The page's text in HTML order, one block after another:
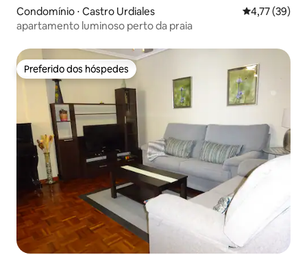
Condomínio ⋅ Castro Urdiales 4,77 de uma
4,77 (39)
apartamento luminoso perto da praia
Preferido dos hóspedes
Preferido dos hóspedes